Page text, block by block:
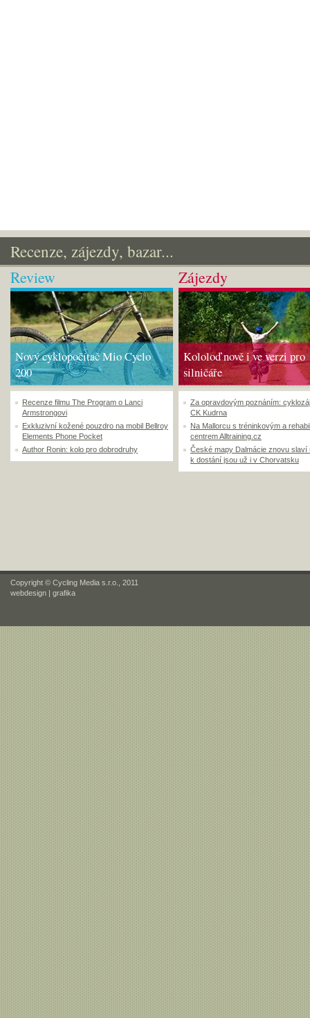
Recenze, zájezdy, bazar...
Review
Nový cyklopočítač Mio Cyclo
200
Recenze filmu The Program o Lanci
Armstrongovi
Exkluzivní kožené pouzdro na mobil Bellroy
Elements Phone Pocket
Author Ronin: kolo pro dobrodruhy
Zájezdy
Kololoď nově i ve verzi pro
silničáře
Za opravdovým poznáním:
CK Kudrna
Na Mallorcu s tréninkovým a
centrem Alltraining.cz
České mapy Dalmácie znovu slaví
k dostání jsou už i v Chorvatsku
Copyright © Cycling Media s.r.o., 2011
webdesign | grafika